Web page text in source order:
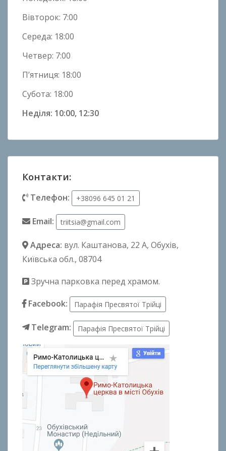
Вівторок: 7:00
Середа: 18:00
Четвер: 7:00
П’ятниця: 18:00
Субота: 18:00
Неділя: 10:00, 12:30
Контакти:
Телефон: +38096 645 01 21
Email: triitsia@gmail.com
Адреса: вул. Каштанова, 22 А, Обухів,
Київська обл., 08704
Зручна парковка перед храмом.
Facebook:
Парафія Пресвятої Трійці
Telegram: Парафія Пресвятої Трійці